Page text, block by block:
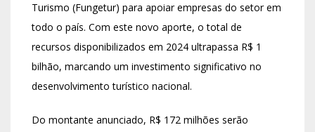
Turismo (Fungetur) para apoiar empresas do setor em
todo o país. Com este novo aporte, o total de
recursos disponibilizados em 2024 ultrapassa R$ 1
bilhão, marcando um investimento significativo no
desenvolvimento turístico nacional.
Do montante anunciado, R$ 172 milhões serão